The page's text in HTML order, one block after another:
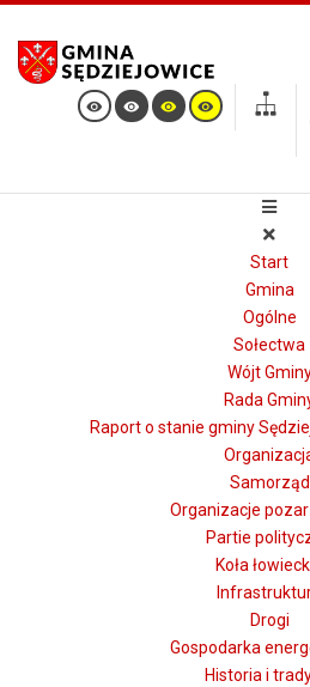
Start
Gmina
Ogólne
Sołectwa
Wójt
Rada
Raport o stanie gminy
Samorząd
Organizacje
Partie
Koła
Drogi
Gospodarka
Historia i